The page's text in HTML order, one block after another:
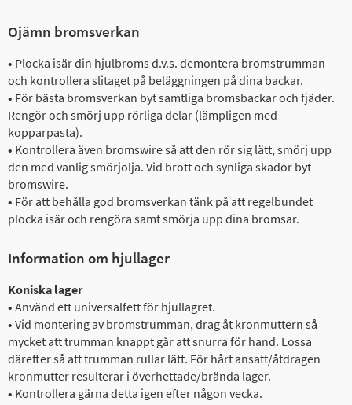
Ojämn bromsverkan
• Plocka isär din hjulbroms d.v.s. demontera bromstrumman
och kontrollera slitaget på beläggningen på dina backar.
• För bästa bromsverkan byt samtliga bromsbackar och fjäder.
Rengör och smörj upp rörliga delar (lämpligen med
kopparpasta).
• Kontrollera även bromswire så att den rör sig lätt, smörj upp
den med vanlig smörjolja. Vid brott och synliga skador byt
bromswire.
• För att behålla god bromsverkan tänk på att regelbundet
plocka isär och rengöra samt smörja upp dina bromsar.
Information om hjullager
Koniska lager
• Använd ett universalfett för hjullagret.
• Vid montering av bromstrumman, drag åt kronmuttern så
mycket att trumman knappt går att snurra för hand. Lossa
därefter så att trumman rullar lätt. För hårt ansatt/åtdragen
kronmutter resulterar i överhettade/brända lager.
• Kontrollera gärna detta igen efter någon vecka.